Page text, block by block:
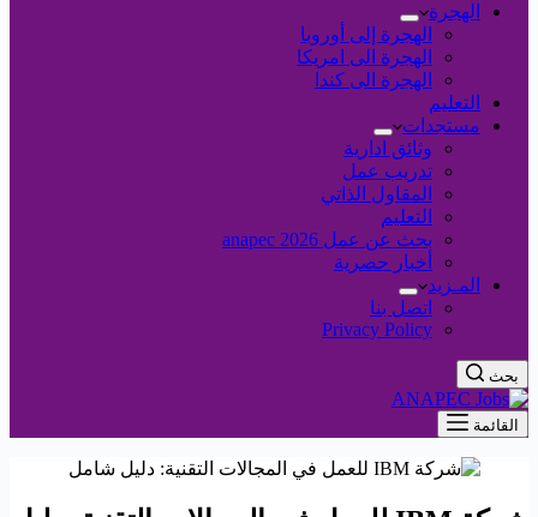
الهجرة
الهجرة إلى أوروبا
الهجرة الى امريكا
الهجرة الى كندا
التعليم
مستجدات
وثائق ادارية
تدريب عمل
المقاول الذاتي
التعليم
بحث عن عمل 2026 anapec
أخبار حصرية
المـزيد
اتصل بنا
Privacy Policy
بحث
القائمة